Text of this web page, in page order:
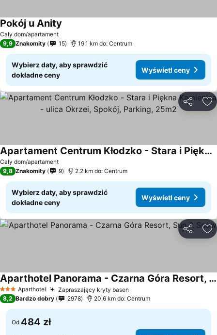
Cały dom/apartament
Pokój u Anity
9,9 Znakomity 15 19.1 km do: Centrum
Wybierz daty, aby sprawdzić
dokładne ceny
Wyświetl ceny
Cały dom/apartament
Apartament Centrum Kłodzko - Stara i Piękna Kamienica - ulica Okrzei, Spokój, Parking, 25m2
9,8 Znakomity 9 2.2 km do: Centrum
Wybierz daty, aby sprawdzić
dokładne ceny
Wyświetl ceny
3 KategoriaAparthotel Zapraszający kryty basen
Aparthotel Panorama - Czarna Góra Resort, Sun & Snow
8,2 Bardzo dobry 2978 20.6 km do: Centrum
Od 484 zł